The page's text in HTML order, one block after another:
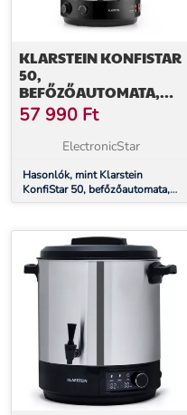
KLARSTEIN KONFISTAR
50,
BEFŐZŐAUTOMATA,
ITALADAGOLÓ, 50 L,
100 °C, 120 PERC,
ROZSDAMENTES ACÉL
57 990 Ft
ElectronicStar
Hasonlók, mint Klarstein
KonfiStar 50, befőzőautomata,
italadagoló, 50 l, 100 °C, 120